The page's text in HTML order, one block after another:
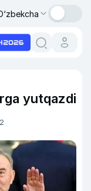
yutqazdi